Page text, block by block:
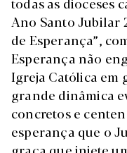
Ano Santo Jubilar
de Esperança”,
Esperança não
Igreja Católica em
grande dinâmica
concretos e
esperança que o